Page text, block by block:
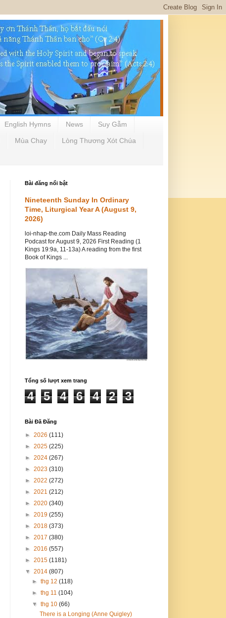
English Hymns News Suy Gẫm
Mùa Chay Lòng Thương Xót Chúa
Bài đăng nổi bật
Nineteenth Sunday In Ordinary
Time, Liturgical Year A (August 9,
2026)
loi-nhap-the.com Daily Mass Reading
Podcast for August 9, 2026 First Reading (1
Kings 19:9a, 11-13a) A reading from the first
Book of Kings ...
Tổng số lượt xem trang
4 5 4 6 4 2 3
Bài Đã Đăng
► 2026 (111)
► 2025 (225)
► 2024 (267)
► 2023 (310)
► 2022 (272)
► 2021 (212)
► 2020 (340)
► 2019 (255)
► 2018 (373)
► 2017 (380)
► 2016 (557)
► 2015 (1181)
▼ 2014 (807)
►thg 12(118)
►thg 11(104)
▼thg 10(66)
There is a Longing (Anne Quigley)